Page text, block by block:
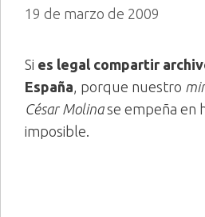
19 de marzo de 2009
Si es legal compartir
España, porque nuestro
César Molinase empeña en
imposible.